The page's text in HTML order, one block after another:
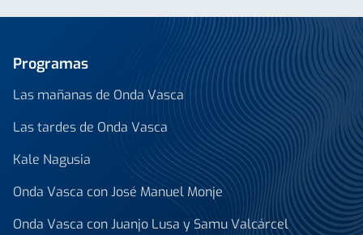
Programas
Las mañanas de Onda Vasca
Las tardes de Onda Vasca
Kale Nagusia
Onda Vasca con José Manuel Monje
Onda Vasca con Juanjo Lusa y Samu Valcárcel